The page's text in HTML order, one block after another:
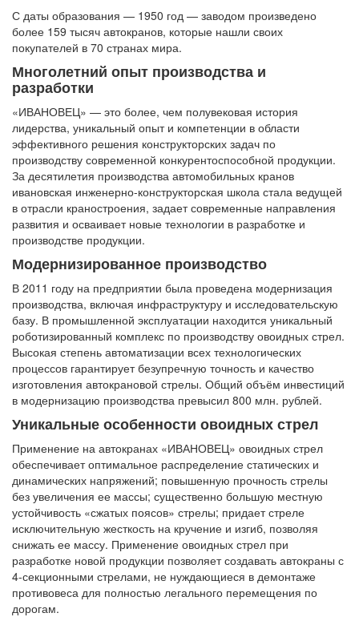
С даты образования — 1950 год — заводом произведено
более 159 тысяч автокранов, которые нашли своих
покупателей в 70 странах мира.
Многолетний опыт производства и
разработки
«ИВАНОВЕЦ» — это более, чем полувековая история
лидерства, уникальный опыт и компетенции в области
эффективного решения конструкторских задач по
производству современной конкурентоспособной продукции.
За десятилетия производства автомобильных кранов
ивановская инженерно-конструкторская школа стала ведущей
в отрасли краностроения, задает современные направления
развития и осваивает новые технологии в разработке и
производстве продукции.
Модернизированное производство
В 2011 году на предприятии была проведена модернизация
производства, включая инфраструктуру и исследовательскую
базу. В промышленной эксплуатации находится уникальный
роботизированный комплекс по производству овоидных стрел.
Высокая степень автоматизации всех технологических
процессов гарантирует безупречную точность и качество
изготовления автокрановой стрелы. Общий объём инвестиций
в модернизацию производства превысил 800 млн. рублей.
Уникальные особенности овоидных стрел
Применение на автокранах «ИВАНОВЕЦ» овоидных стрел
обеспечивает оптимальное распределение статических и
динамических напряжений; повышенную прочность стрелы
без увеличения ее массы; существенно большую местную
устойчивость «сжатых поясов» стрелы; придает стреле
исключительную жесткость на кручение и изгиб, позволяя
снижать ее массу. Применение овоидных стрел при
разработке новой продукции позволяет создавать автокраны с
4-секционными стрелами, не нуждающиеся в демонтаже
противовеса для полностью легального перемещения по
дорогам.